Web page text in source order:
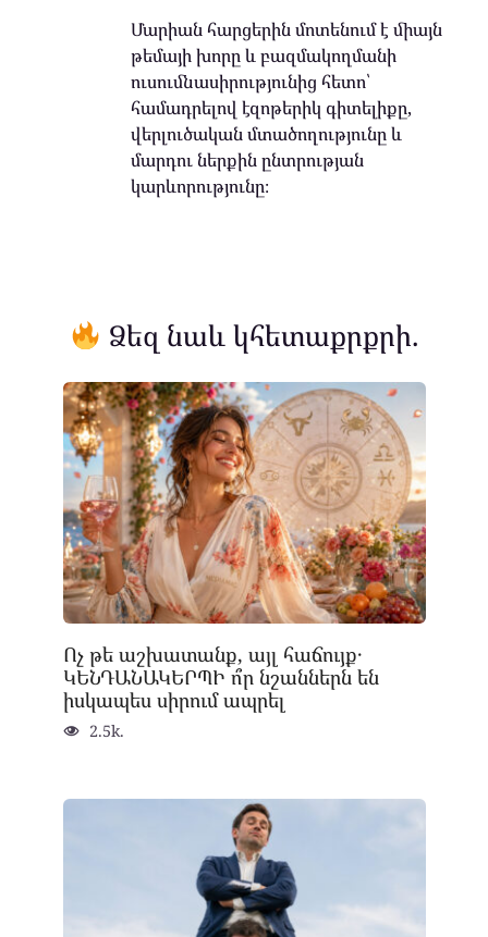
Մարիան հարցերին մոտենում է միայն
թեմայի խորը և բազմակողմանի
ուսումնասիրությունից հետո՝
համադրելով էզոթերիկ գիտելիքը,
վերլուծական մտածողությունը և
մարդու ներքին ընտրության
կարևորությունը։
Ձեզ նաև կհետաքրքրի.
Ոչ թե աշխատանք, այլ հաճույք․
ԿԵՆԴԱՆԱԿԵՐՊԻ ո՞ր նշաններն են
իսկապես սիրում ապրել
2.5k.